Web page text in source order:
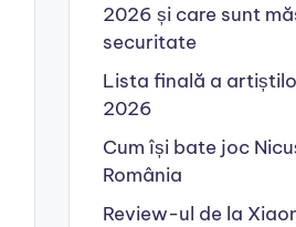
2026 și care sunt
securitate
Lista finală a
2026
Cum își bate joc
România
Review-ul de la